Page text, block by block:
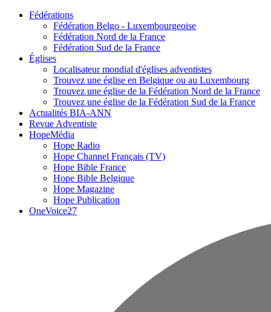
Fédérations
Fédération Belgo - Luxembourgeoise
Fédération Nord de la France
Fédération Sud de la France
Églises
Localisateur mondial d'églises adventistes
Trouvez une église en Belgique ou au Luxembourg
Trouvez une église de la Fédération Nord de la France
Trouvez une église de la Fédération Sud de la France
Actualités BIA-ANN
Revue Adventiste
HopeMédia
Hope Radio
Hope Channel Français (TV)
Hope Bible France
Hope Bible Belgique
Hope Magazine
Hope Publication
OneVoice27